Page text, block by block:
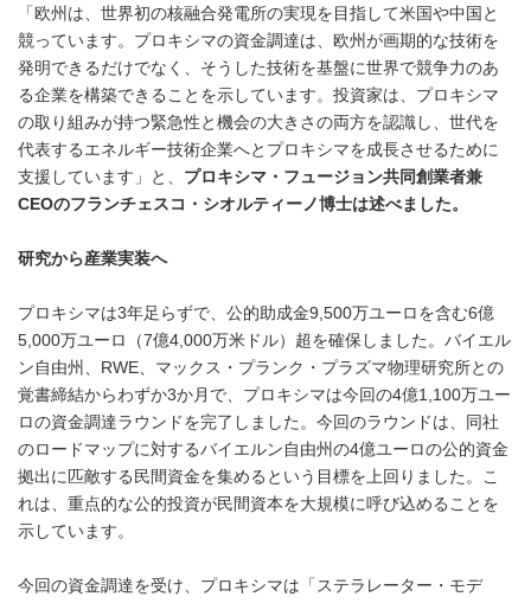
「欧州は、世界初の核融合発電所の実現を目指して米国や中国と
競っています。プロキシマの資金調達は、欧州が画期的な技術を
発明できるだけでなく、そうした技術を基盤に世界で競争力のあ
る企業を構築できることを示しています。投資家は、プロキシマ
の取り組みが持つ緊急性と機会の大きさの両方を認識し、世代を
代表するエネルギー技術企業へとプロキシマを成長させるために
支援しています」と、 プロキシマ・フュージョン共同創業者兼
CEOのフランチェスコ・シオルティーノ博士は述べました。
研究から産業実装へ
プロキシマは3年足らずで、公的助成金9,500万ユーロを含む6億
5,000万ユーロ（7億4,000万米ドル）超を確保しました。バイエル
ン自由州、RWE、マックス・プランク・プラズマ物理研究所との
覚書締結からわずか3か月で、プロキシマは今回の4億1,100万ユー
ロの資金調達ラウンドを完了しました。今回のラウンドは、同社
のロードマップに対するバイエルン自由州の4億ユーロの公的資金
拠出に匹敵する民間資金を集めるという目標を上回りました。こ
れは、重点的な公的投資が民間資本を大規模に呼び込めることを
示しています。
今回の資金調達を受け、プロキシマは「ステラレーター・モデ